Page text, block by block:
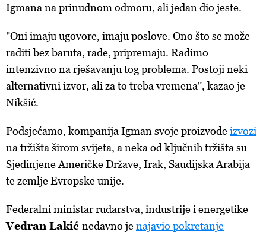
Igmana na prinudnom odmoru, ali jedan dio jeste.
"Oni imaju ugovore, imaju poslove. Ono što se može
raditi bez baruta, rade, pripremaju. Radimo
intenzivno na rješavanju tog problema. Postoji neki
alternativni izvor, ali za to treba vremena", kazao je
Nikšić.
Podsjećamo, kompanija Igman svoje proizvodeizvozi
na tržišta širom svijeta, a neka od ključnih tržišta su
Sjedinjene Američke Države, Irak, Saudijska Arabija
te zemlje Evropske unije.
Federalni ministar rudarstva, industrije i energetike
Vedran Lakić nedavno jenajavio pokretanje